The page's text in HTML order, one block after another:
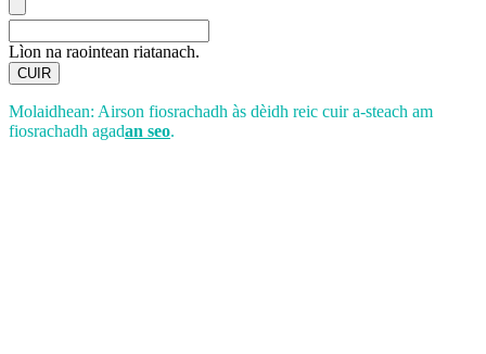
Lìon na raointean riatanach.
CUIR
Molaidhean: Airson fiosrachadh às dèidh reic cuir a-steach am
fiosrachadh agadan seo.